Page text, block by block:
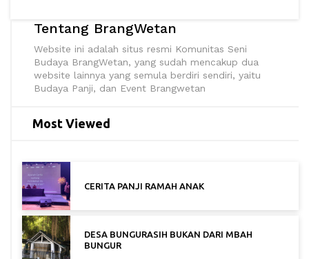
Tentang BrangWetan
Website ini adalah situs resmi Komunitas Seni
Budaya BrangWetan, yang sudah mencakup dua
website lainnya yang semula berdiri sendiri, yaitu
Budaya Panji, dan Event Brangwetan
Most Viewed
CERITA PANJI RAMAH ANAK
DESA BUNGURASIH BUKAN DARI MBAH
BUNGUR